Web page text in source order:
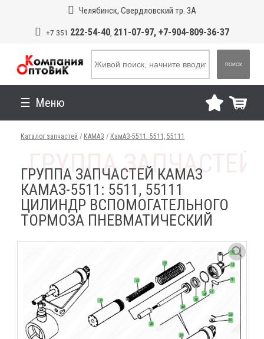
Челябинск, Свердловский тр. 3А
+7 351 222-54-40, 211-07-97, +7-904-809-36-37
ПОИСК
Меню
Каталог запчастей / КАМАЗ / КамАЗ-5511: 5511, 55111
ГРУППА ЗАПЧАСТЕЙ КАМАЗ
КАМАЗ-5511: 5511, 55111
ЦИЛИНДР ВСПОМОГАТЕЛЬНОГО
ТОРМОЗА ПНЕВМАТИЧЕСКИЙ